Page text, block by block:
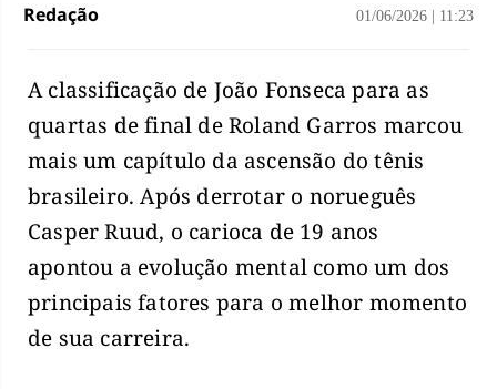
Redação 01/06/2026 11:23
A classificação de João Fonseca para as
quartas de final de Roland Garros marcou
mais um capítulo da ascensão do tênis
brasileiro. Após derrotar o norueguês
Casper Ruud, o carioca de 19 anos
apontou a evolução mental como um dos
principais fatores para o melhor momento
de sua carreira.